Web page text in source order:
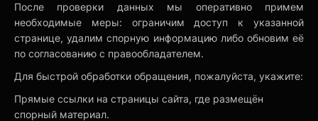
После проверки данных мы оперативно примем
необходимые меры: ограничим доступ к указанной
странице, удалим спорную информацию либо обновим её
по согласованию с правообладателем.
Для быстрой обработки обращения, пожалуйста, укажите:
Прямые ссылки на страницы сайта, где размещён
спорный материал.